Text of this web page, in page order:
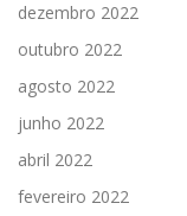
dezembro 2022
outubro 2022
agosto 2022
junho 2022
abril 2022
fevereiro 2022